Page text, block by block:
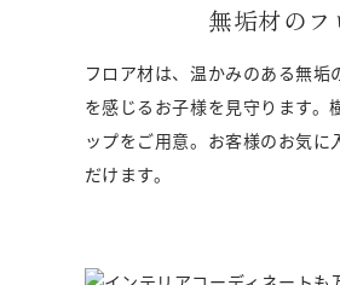
無垢材の
フロア材は、温かみのある無垢
を感じるお子様を見守ります。
ップをご用意。お客様のお気に
だけます。